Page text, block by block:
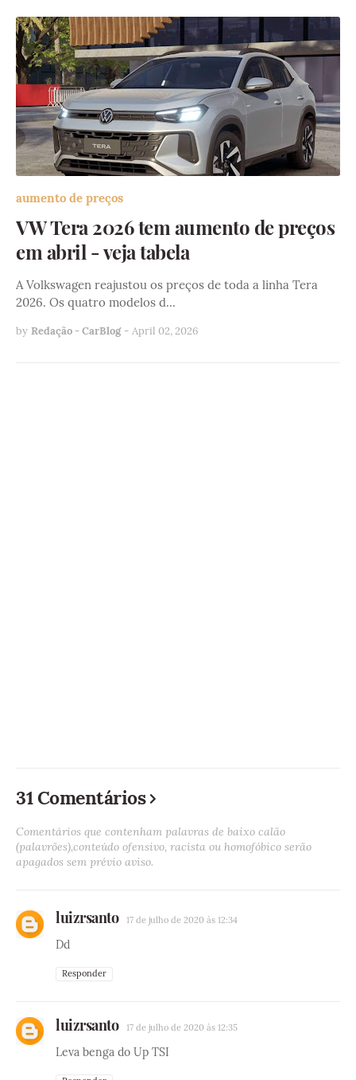
aumento de preços
VW Tera 2026 tem aumento de preços
em abril - veja tabela
A Volkswagen reajustou os preços de toda a linha Tera
2026. Os quatro modelos d…
by Redação - CarBlog - April 02, 2026
31 Comentários
Comentários que contenham palavras de baixo calão
(palavrões),conteúdo ofensivo, racista ou homofóbico serão
apagados sem prévio aviso.
luizrsanto 17 de julho de 2020 às 12:34
Dd
Responder
luizrsanto 17 de julho de 2020 às 12:35
Leva benga do Up TSI